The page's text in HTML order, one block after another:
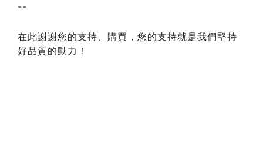
--
在此謝謝您的支持、購買，您的支持就是我們堅持
好品質的動力！